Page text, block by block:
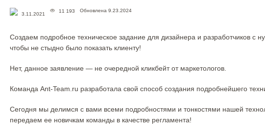
3.11.2021
11 193 Обновлена 9.23.2024
Создаем подробное техническое задание для дизайнера и разработчиков с
чтобы не стыдно было показать клиенту!
Нет, данное заявление — не очередной кликбейт от маркетологов.
Команда Ant-Team.ru разработала свой способ создания подробнейшего
Сегодня мы делимся с вами всеми подробностями и тонкостями нашей
передаем ее новичкам команды в качестве регламента!